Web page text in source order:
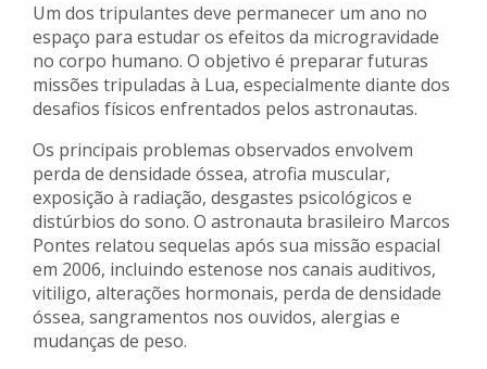
Um dos tripulantes deve permanecer um ano no
espaço para estudar os efeitos da microgravidade
no corpo humano. O objetivo é preparar futuras
missões tripuladas à Lua, especialmente diante dos
desafios físicos enfrentados pelos astronautas.
Os principais problemas observados envolvem
perda de densidade óssea, atrofia muscular,
exposição à radiação, desgastes psicológicos e
distúrbios do sono. O astronauta brasileiro Marcos
Pontes relatou sequelas após sua missão espacial
em 2006, incluindo estenose nos canais auditivos,
vitiligo, alterações hormonais, perda de densidade
óssea, sangramentos nos ouvidos, alergias e
mudanças de peso.